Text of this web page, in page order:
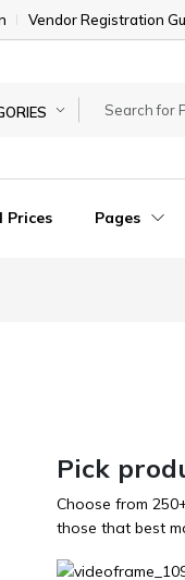
Vendor Registration
Prices Pages
Pick
Choose from
those that best